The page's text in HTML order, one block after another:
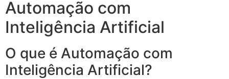
Automação com
Inteligência Artificial
O que é Automação com
Inteligência Artificial?